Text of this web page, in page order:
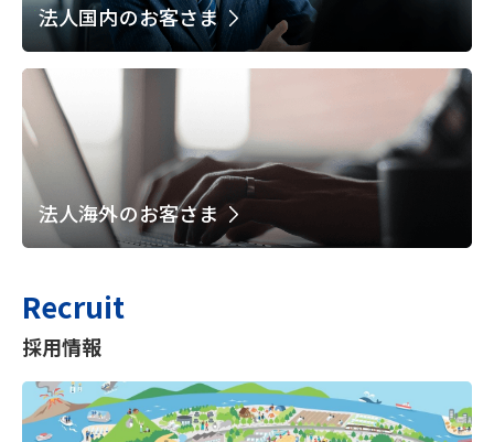
法人国内のお客さま
法人海外のお客さま
Recruit
採用情報